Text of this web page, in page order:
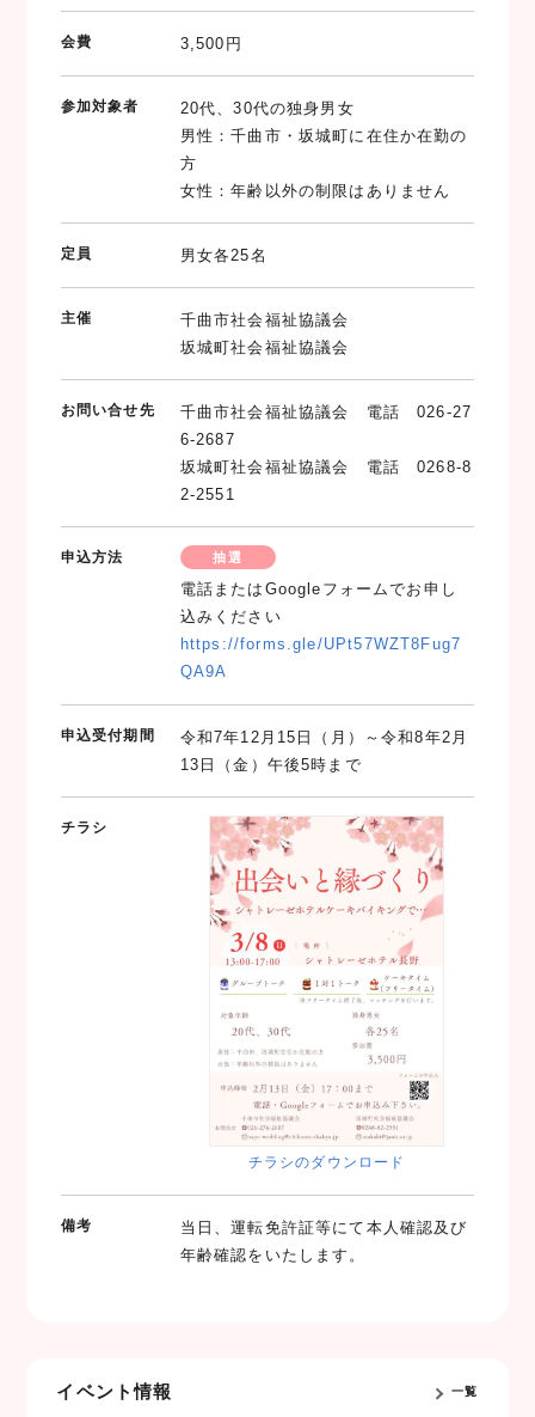
会費 3,500円
参加対象者
20代、30代の独身男女
男性：千曲市・坂城町に在住か在勤の
方
女性：年齢以外の制限はありません
定員 男女各25名
主催
千曲市社会福祉協議会
坂城町社会福祉協議会
お問い合せ先
千曲市社会福祉協議会 電話 026-27
6-2687
坂城町社会福祉協議会 電話 0268-8
2-2551
申込方法 抽選
電話またはGoogleフォームでお申し
込みください
https://forms.gle/UPt57WZT8Fug7
QA9A
申込受付期間
令和7年12月15日（月）～令和8年2月
13日（金）午後5時まで
チラシ
チラシのダウンロード
備考
当日、運転免許証等にて本人確認及び
年齢確認をいたします。
イベント情報 一覧